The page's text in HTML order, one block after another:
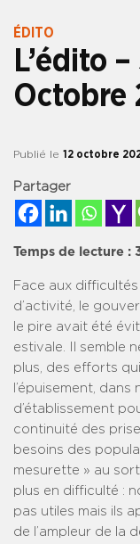
ÉDITO
L’édito
Octobre
Publié le 12 octobre
Partager
Temps de lecture :
Face aux
d’activité, le
le pire avait été
estivale. Il semble
plus, des efforts
l’épuisement,
d’établissement
continuité des
besoins des
mesurette » au
plus en difficulté :
pas utiles mais ils
de l’ampleur de la